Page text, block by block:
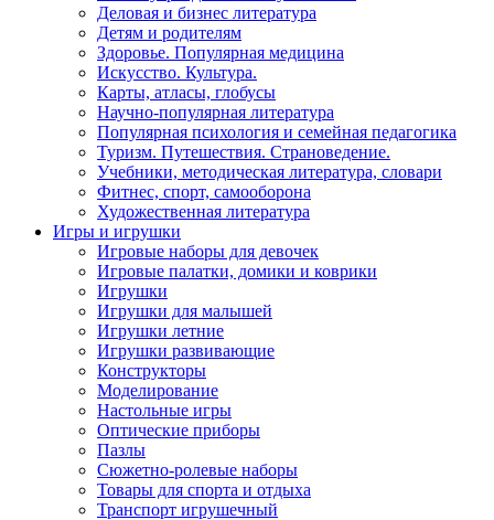
Деловая и бизнес литература
Детям и родителям
Здоровье. Популярная медицина
Искусство. Культура.
Карты, атласы, глобусы
Научно-популярная литература
Популярная психология и семейная педагогика
Туризм. Путешествия. Страноведение.
Учебники, методическая литература, словари
Фитнес, спорт, самооборона
Художественная литература
Игры и игрушки
Игровые наборы для девочек
Игровые палатки, домики и коврики
Игрушки
Игрушки для малышей
Игрушки летние
Игрушки развивающие
Конструкторы
Моделирование
Настольные игры
Оптические приборы
Пазлы
Сюжетно-ролевые наборы
Товары для спорта и отдыха
Транспорт игрушечный